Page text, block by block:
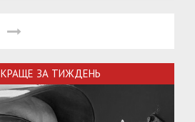
КРАЩЕ ЗА ТИЖДЕНЬ